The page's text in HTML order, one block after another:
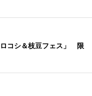
コシ＆枝豆フェス」 限